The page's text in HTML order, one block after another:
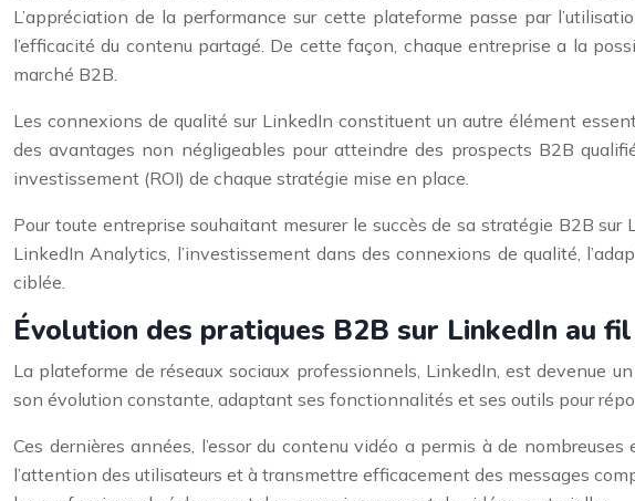
L’appréciation de la performance sur cette plateforme passe par
l’efficacité du contenu partagé. De cette façon, chaque entreprise a la
marché B2B.
Les connexions de qualité sur LinkedIn constituent un autre élément
des avantages non négligeables pour atteindre des prospects B2B
investissement (ROI) de chaque stratégie mise en place.
Pour toute entreprise souhaitant mesurer le succès de sa stratégie B2B
LinkedIn Analytics, l’investissement dans des connexions de qualité,
ciblée.
Évolution des pratiques B2B sur LinkedIn au
La plateforme de réseaux sociaux professionnels, LinkedIn, est devenue
son évolution constante, adaptant ses fonctionnalités et ses outils pour
Ces dernières années, l’essor du contenu vidéo a permis à de
l’attention des utilisateurs et à transmettre efficacement des messages